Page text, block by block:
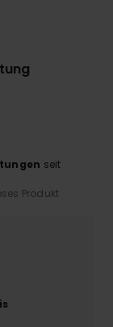
seit
Produkt